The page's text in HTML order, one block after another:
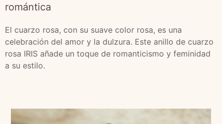
romántica
El cuarzo rosa, con su suave color rosa, es una
celebración del amor y la dulzura. Este anillo de cuarzo
rosa IRIS añade un toque de romanticismo y feminidad
a su estilo.